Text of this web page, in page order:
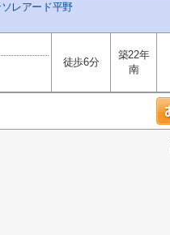
レアード平野
徒歩6分
築22年
南